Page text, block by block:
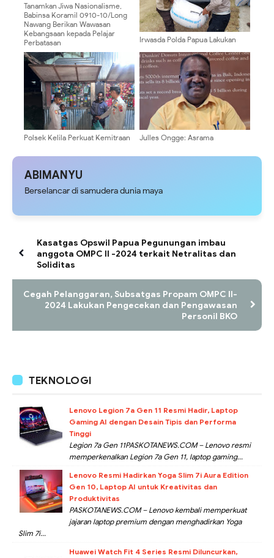
Tanamkan Jiwa Nasionalisme,
Babinsa Koramil 0910-10/Long
Nawang Berikan Wawasan
Kebangsaan kepada Pelajar
Perbatasan
Irwasda Polda Papua Lakukan
Rangka Dukung Program
Ketahanan Pangan
Polsek Kelila Perkuat Kemitraan
Patroli Dialogis
Julles Ongge: Asrama
Pembinaan, Bukan Ruang
ABIMANYU
Berselancar di samudera dunia maya
Kasatgas Opswil Papua Pegunungan imbau
anggota OMPC II -2024 terkait Netralitas dan
Soliditas
Cegah Pelanggaran, Subsatgas Propam OMPC II-
2024 Lakukan Pengecekan dan Pengawasan
Personil BKO
TEKNOLOGI
Lenovo Legion 7a Gen 11 Resmi Hadir, Laptop
Gaming AI dengan Desain Tipis dan Performa
Tinggi
Legion 7a Gen 11PASKOTANEWS.COM – Lenovo resmi
memperkenalkan Legion 7a Gen 11, laptop gaming...
Lenovo Resmi Hadirkan Yoga Slim 7i Aura Edition
Gen 10, Laptop AI untuk Kreativitas dan
Produktivitas
PASKOTANEWS.COM – Lenovo kembali memperkuat
jajaran laptop premium dengan menghadirkan Yoga
Slim 7i...
Huawei Watch Fit 4 Series Resmi Diluncurkan,